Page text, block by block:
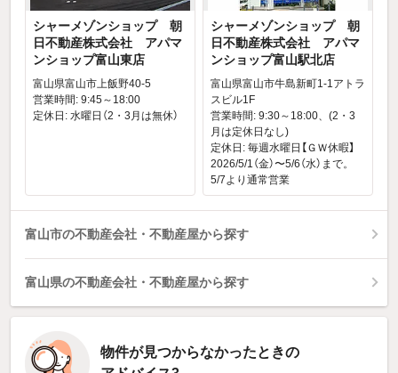
シャーメゾンショップ 朝
日不動産株式会社 アパマ
ンショップ富山東店
富山県富山市上飯野40-5
営業時間: 9:45～18:00
定休日: 水曜日（2・3月は無休）
シャーメゾンショップ 朝
日不動産株式会社 アパマ
ンショップ富山駅北店
富山県富山市牛島新町1-1アトラ
スビル1F
営業時間: 9:30～18:00、(2・3
月は定休日なし)
定休日: 毎週水曜日【ＧＷ休暇】
2026/5/1（金）〜5/6（水）まで。
5/7より通常営業
富山市の不動産会社・不動産屋から探す
富山県の不動産会社・不動産屋から探す
物件が見つからなかったときの